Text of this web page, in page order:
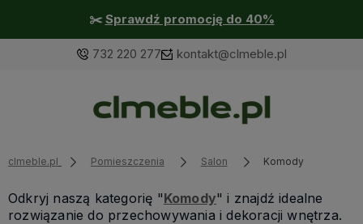
✂️ Sprawdź promocję do 40%
732 220 277 kontakt@clmeble.pl
clmeble.pl Pomieszczenia Salon Komody
Odkryj naszą kategorię "Komody" i znajdź idealne
rozwiązanie do przechowywania i dekoracji wnętrza.